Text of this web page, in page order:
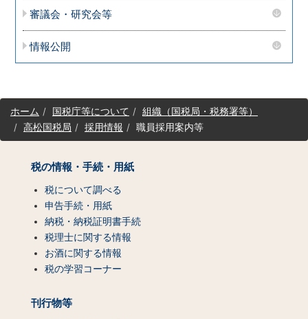
審議会・研究会等
情報公開
サ
イホーム 国税庁等について
組織（国税局・税務署等）
高松国税局
採用情報 職員採用案内等
税の情報・手続・用紙
税について調べる
申告手続・用紙
納税・納税証明書手続
税理士に関する情報
お酒に関する情報
税の学習コーナー
刊行物等